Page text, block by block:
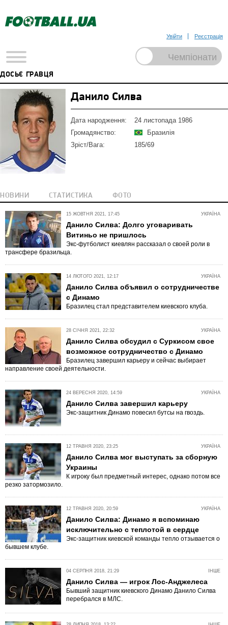
Увійти Реєстрація
ДОСЬЄ ГРАВЦЯ
Данило Силва
Дата народження:
24 листопада 1986
Громадянство:
Бразилія
Зріст/Вага:
185/69
НОВИНИ СТАТИСТИКА ФОТО
УКРАЇНА
15 ЖОВТНЯ 2021, 17:45
Данило Силва: Долго уговаривать
Витиньо не пришлось
Экс-футболист киевлян рассказал о своей роли в
трансфере бразильца.
УКРАЇНА
14 ЛЮТОГО 2021, 12:17
Данило Силва объявил о сотрудничестве
с Динамо
Бразилец стал представителем киевского клуба.
УКРАЇНА
28 СІЧНЯ 2021, 22:32
Данило Силва обсудил с Суркисом свое
возможное сотрудничество с Динамо
Бразилец завершил карьеру и сейчас выбирает
направление своей деятельности.
УКРАЇНА
24 ВЕРЕСНЯ 2020, 14:59
Данило Силва завершил карьеру
Экс-защитник Динамо повесил бутсы на гвоздь.
УКРАЇНА
12 ТРАВНЯ 2020, 23:25
Данило Силва мог выступать за сборную
Украины
К игроку был предметный интерес, однако потом все
резко затормозило.
УКРАЇНА
12 ТРАВНЯ 2020, 20:59
Данило Силва: Динамо я вспоминаю
исключительно с теплотой в сердце
Экс-защитник киевской команды тепло отзывается о
бывшем клубе.
ІНШЕ
04 СЕРПНЯ 2018, 21:29
Данило Силва — игрок Лос-Анджелеса
Бывший защитник киевского Динамо Данило Силва
перебрался в МЛС.